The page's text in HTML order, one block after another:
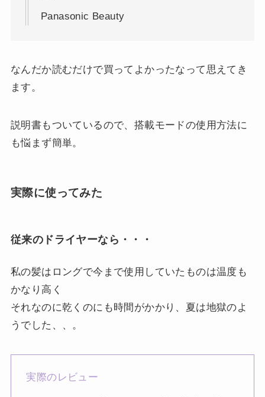
Panasonic Beauty
なんだか読むだけで買ってよかったなって思えてき
ます。
説明書もついているので、搭載モードの使用方法に
も悩まず簡単。
実際に使ってみた
従来のドライヤーなら・・・
私の髪はロングで今まで使用していたものは温度も
かなり高く
それなのに乾くのにも時間がかかり、夏は地獄のよ
うでした、、。
実際のレビュー